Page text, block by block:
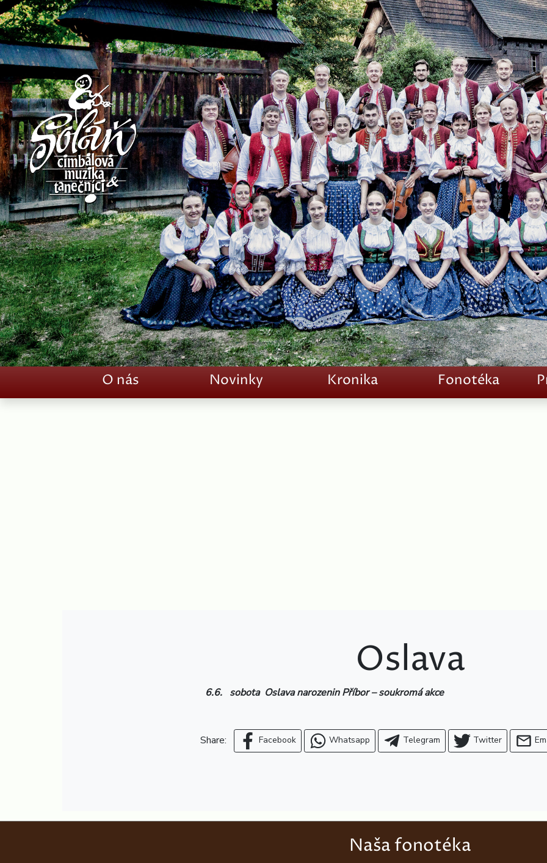
O nás Novinky Kronika Fonotéka
Oslava
6.6. sobota Oslava narozenin Příbor – soukromá akce
Share: Facebook Whatsapp Telegram Twitter
Naša fonotéka